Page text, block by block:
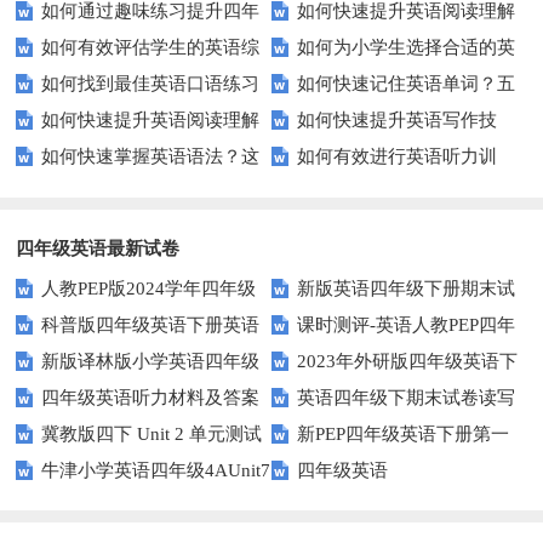
英语听力练习？
提升英语词汇量？
如何通过趣味练习提升四年
级学生的英语句子结构？
如何快速提升英语阅读理解
能力？这些技巧助你一臂之力！
如何有效评估学生的英语综
合能力？这些测评方法要知道！
如何为小学生选择合适的英
语听力测试工具？
如何找到最佳英语口语练习
方法？这些建议让你事半功倍！
如何快速记住英语单词？五
种实用记忆法帮你解决难题
如何快速提升英语阅读理解
能力？这些技巧你必须知道！
如何快速提升英语写作技
能？这5个技巧你必须知道！
如何快速掌握英语语法？这
如何有效进行英语听力训
四年级英语最新试卷
人教PEP版2024学年四年级
英语下册期末测试卷
新版英语四年级下册期末试
卷
科普版四年级英语下册英语
Lesson1测试题及答案
课时测评-英语人教PEP四年
级上册 unit3 What would you
like-PartB练习及答案 (3)
新版译林版小学英语四年级
下册试卷Unit1-Unit2单元测试题
2023年外研版四年级英语下
册期中检测试题
四年级英语听力材料及答案
英语四年级下期末试卷读写
部分答案
冀教版四下 Unit 2 单元测试
新PEP四年级英语下册第一
单元测试题
牛津小学英语四年级4AUnit7
四年级英语